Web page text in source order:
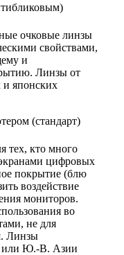
очковые линзы
свойствами,
и
Линзы от
и японских
(стандарт)
тех, кто много
цифровых
покрытие (блю
воздействие
мониторов.
во
не для
Линзы
или Ю.-В. Азии